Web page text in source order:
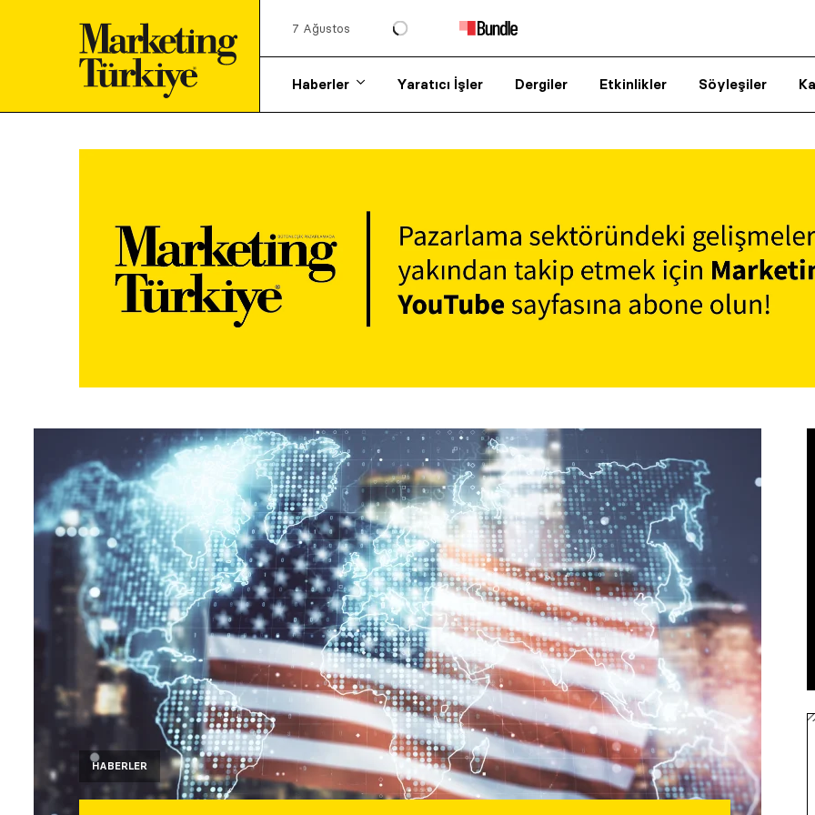
7 Ağustos
Haberler Yaratıcı İşler Dergiler Etkinlikler Söyleşiler
HABERLER